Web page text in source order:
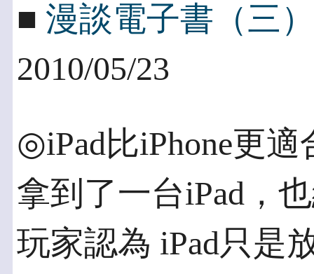
■ 漫談電子書（三
2010/05/23
◎iPad比iPhone更
拿到了一台iPad，
玩家認為 iPad只是